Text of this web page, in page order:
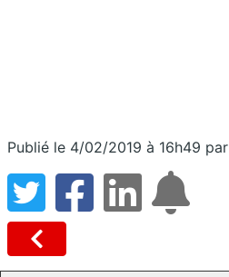
Publié le 4/02/2019 à 16h49 par